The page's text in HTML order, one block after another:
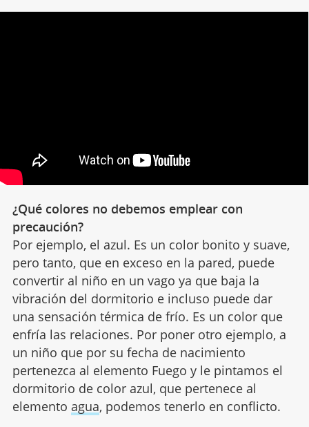
¿Qué colores no debemos emplear con
precaución?
Por ejemplo, el azul. Es un color bonito y suave,
pero tanto, que en exceso en la pared, puede
convertir al niño en un vago ya que baja la
vibración del dormitorio e incluso puede dar
una sensación térmica de frío. Es un color que
enfría las relaciones. Por poner otro ejemplo, a
un niño que por su fecha de nacimiento
pertenezca al elemento Fuego y le pintamos el
dormitorio de color azul, que pertenece al
elemento agua, podemos tenerlo en conflicto.